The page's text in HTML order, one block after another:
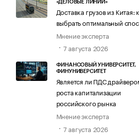
«ДЕЛОВЫЕ ЛИНИИ»
Доставка грузов из Китая:
выбрать оптимальный
Мнение эксперта
7 августа 2026
ФИНАНСОВЫЙ УНИВЕРСИТЕТ,
ФИНУНИВЕРСИТЕТ
Является ли ПДС
роста капитализации
российского рынка
Мнение эксперта
7 августа 2026